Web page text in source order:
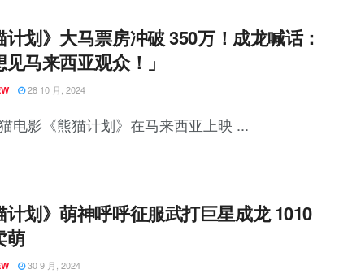
计划》大马票房冲破 350万！成龙喊话：
马来西亚观众！」
28 10 月, 2024
电影《熊猫计划》在马来西亚上映 ...
计划》萌神呼呼征服武打巨星成龙 1010
萌
30 9 月, 2024